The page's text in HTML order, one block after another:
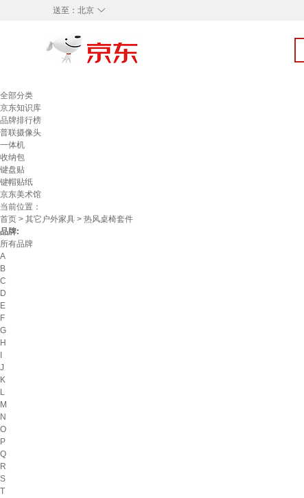
◇
送至： 北京
全部分类
京东知识库
品牌排行榜
普联摄像头
一体机
收纳包
键盘贴
键帽贴纸
京东美术馆
当前位置：
首页 > 其它户外家具 > 热风桌椅套件
品牌:
所有品牌
A
B
C
D
E
F
G
H
J
K
L
M
N
O
P
Q
R
S
T